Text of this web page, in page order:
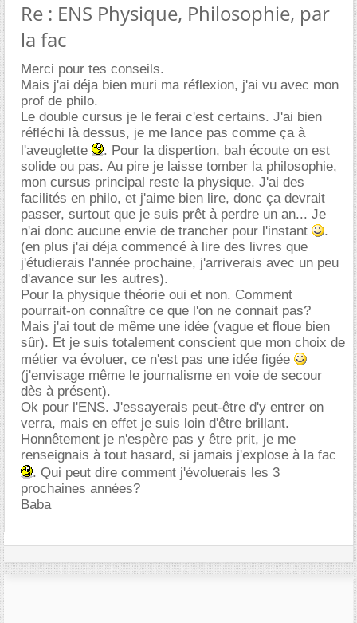
Re : ENS Physique, Philosophie, par
la fac
Merci pour tes conseils.
Mais j'ai déja bien muri ma réflexion, j'ai vu avec mon
prof de philo.
Le double cursus je le ferai c'est certains. J'ai bien
réfléchi là dessus, je me lance pas comme ça à
l'aveuglette
. Pour la dispertion, bah écoute on est
solide ou pas. Au pire je laisse tomber la philosophie,
mon cursus principal reste la physique. J'ai des
facilités en philo, et j'aime bien lire, donc ça devrait
passer, surtout que je suis prêt à perdre un an... Je
n'ai donc aucune envie de trancher pour l'instant
.
(en plus j'ai déja commencé à lire des livres que
j'étudierais l'année prochaine, j'arriverais avec un peu
d'avance sur les autres).
Pour la physique théorie oui et non. Comment
pourrait-on connaître ce que l'on ne connait pas?
Mais j'ai tout de même une idée (vague et floue bien
sûr). Et je suis totalement conscient que mon choix de
métier va évoluer, ce n'est pas une idée figée
(j'envisage même le journalisme en voie de secour
dès à présent).
Ok pour l'ENS. J'essayerais peut-être d'y entrer on
verra, mais en effet je suis loin d'être brillant.
Honnêtement je n'espère pas y être prit, je me
renseignais à tout hasard, si jamais j'explose à la fac
. Qui peut dire comment j'évoluerais les 3
prochaines années?
Baba